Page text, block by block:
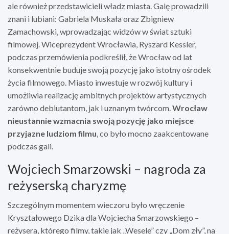
ale również przedstawicieli władz miasta. Galę prowadzili
znani i lubiani: Gabriela Muskała oraz Zbigniew
Zamachowski, wprowadzając widzów w świat sztuki
filmowej. Wiceprezydent Wrocławia, Ryszard Kessler,
podczas przemówienia podkreślił, że Wrocław od lat
konsekwentnie buduje swoją pozycję jako istotny ośrodek
życia filmowego. Miasto inwestuje w rozwój kultury i
umożliwia realizację ambitnych projektów artystycznych
zarówno debiutantom, jak i uznanym twórcom.Wrocław
nieustannie wzmacnia swoją pozycję jako miejsce
przyjazne ludziom filmu, co było mocno zaakcentowane
podczas gali.
Wojciech Smarzowski – nagroda za
reżyserską charyzmę
Szczególnym momentem wieczoru było wręczenie
Kryształowego Dzika dla Wojciecha Smarzowskiego –
reżysera, którego filmy, takie jak „Wesele” czy „Dom zły”, na